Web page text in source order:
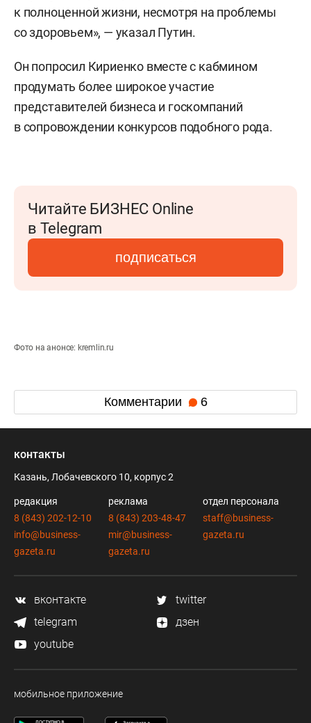
к полноценной жизни, несмотря на проблемы
со здоровьем», — указал Путин.
Он попросил Кириенко вместе с кабмином
продумать более широкое участие
представителей бизнеса и госкомпаний
в сопровождении конкурсов подобного рода.
Читайте БИЗНЕС Online
в Telegram
подписаться
Фото на анонсе: kremlin.ru
Комментарии 6
контакты
Казань, Лобачевского 10, корпус 2
редакция
8 (843) 202-12-10
info@business-
gazeta.ru
реклама
8 (843) 203-48-47
mir@business-
gazeta.ru
отдел персонала
staff@business-
gazeta.ru
вконтакте
twitter
telegram
дзен
youtube
мобильное приложение